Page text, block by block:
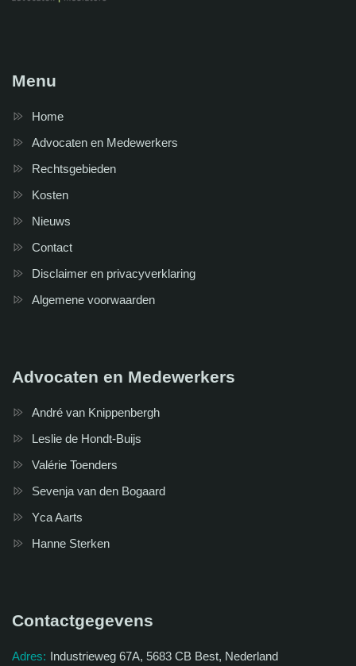
Menu
Home
Advocaten en Medewerkers
Rechtsgebieden
Kosten
Nieuws
Contact
Disclaimer en privacyverklaring
Algemene voorwaarden
Advocaten en Medewerkers
André van Knippenbergh
Leslie de Hondt-Buijs
Valérie Toenders
Sevenja van den Bogaard
Yca Aarts
Hanne Sterken
Contactgegevens
Adres: Industrieweg 67A, 5683 CB Best, Nederland